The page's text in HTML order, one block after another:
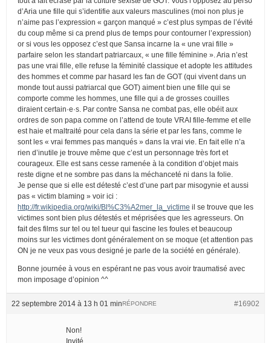
d’Aria une fille qui s’identifie aux valeurs masculines (moi non plus je
n’aime pas l’expression « garçon manqué » c’est plus sympas de l’évité
du coup même si ca prend plus de temps pour contourner l’expression)
or si vous les opposez c’est que Sansa incarne la « une vrai fille »
parfaire selon les standart patriarcaux, « une fille féminine ». Aria n’est
pas une vrai fille, elle refuse la féminité classique et adopte les attitudes
des hommes et comme par hasard les fan de GOT (qui vivent dans un
monde tout aussi patriarcal que GOT) aiment bien une fille qui se
comporte comme les hommes, une fille qui a de grosses couilles
diraient certain·e·s. Par contre Sansa ne combat pas, elle obéit aux
ordres de son papa comme on l’attend de toute VRAI fille-femme et elle
est haie et maltraité pour cela dans la série et par les fans, comme le
sont les « vrai femmes pas manqués » dans la vrai vie. En fait elle n’a
rien d’inutile je trouve même que c’est un personnage très fort et
courageux. Elle est sans cesse ramenée à la condition d’objet mais
reste digne et ne sombre pas dans la méchanceté ni dans la folie.
Je pense que si elle est détesté c’est d’une part par misogynie et aussi
pas « victim blaming » voir ici :
http://fr.wikipedia.org/wiki/Bl%C3%A2mer_la_victime il se trouve que les
victimes sont bien plus détestés et méprisées que les agresseurs. On
fait des films sur tel ou tel tueur qui fascine les foules et beaucoup
moins sur les victimes dont généralement on se moque (et attention pas
ON je ne veux pas vous designé je parle de la société en générale).
Bonne journée à vous en espérant ne pas vous avoir traumatisé avec
mon imposage d’opinion ^^
22 septembre 2014 à 13 h 01 min #16902
RÉPONDRE
Non!
Invité